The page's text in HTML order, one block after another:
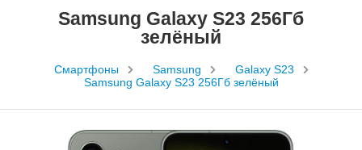
Samsung Galaxy S23 256Гб
зелёный
Смартфоны Samsung
Galaxy S23
Samsung Galaxy S23 256Гб зелёный